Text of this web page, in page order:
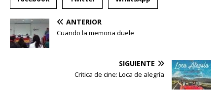
ANTERIOR
Cuando la memoria duele
SIGUIENTE
Critica de cine: Loca de alegría